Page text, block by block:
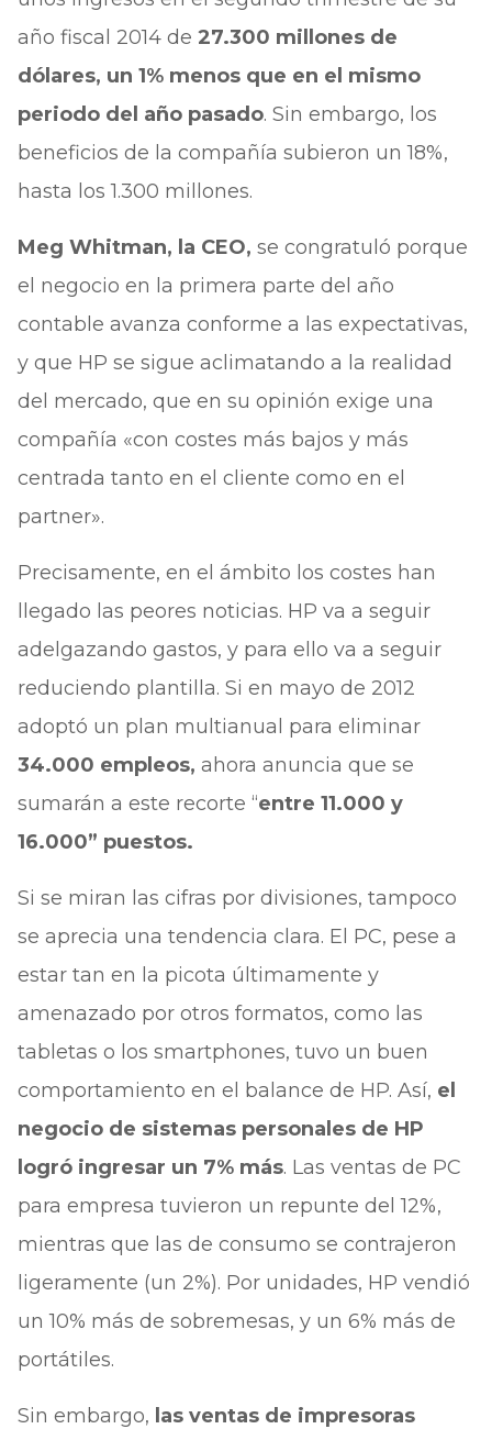
año fiscal 2014 de 27.300 millones de
dólares, un 1% menos que en el mismo
periodo del año pasado. Sin embargo, los
beneficios de la compañía subieron un 18%,
hasta los 1.300 millones.
Meg Whitman, la CEO, se congratuló porque
el negocio en la primera parte del año
contable avanza conforme a las expectativas,
y que HP se sigue aclimatando a la realidad
del mercado, que en su opinión exige una
compañía «con costes más bajos y más
centrada tanto en el cliente como en el
partner».
Precisamente, en el ámbito los costes han
llegado las peores noticias. HP va a seguir
adelgazando gastos, y para ello va a seguir
reduciendo plantilla. Si en mayo de 2012
adoptó un plan multianual para eliminar
34.000 empleos, ahora anuncia que se
sumarán a este recorte “entre 11.000 y
16.000” puestos.
Si se miran las cifras por divisiones, tampoco
se aprecia una tendencia clara. El PC, pese a
estar tan en la picota últimamente y
amenazado por otros formatos, como las
tabletas o los smartphones, tuvo un buen
comportamiento en el balance de HP. Así, el
negocio de sistemas personales de HP
logró ingresar un 7% más. Las ventas de PC
para empresa tuvieron un repunte del 12%,
mientras que las de consumo se contrajeron
ligeramente (un 2%). Por unidades, HP vendió
un 10% más de sobremesas, y un 6% más de
portátiles.
Sin embargo, las ventas de impresoras